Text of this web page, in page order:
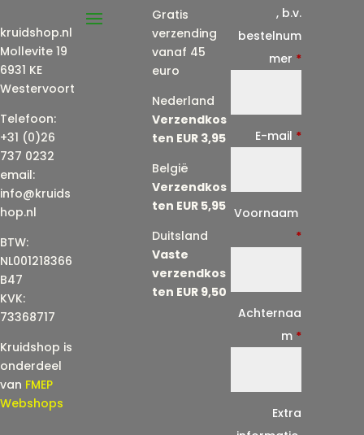
kruidshop.nl
Mollevite 19
6931 KE
Westervoort
Telefoon:
+31 (0)26
737 0232
email:
info@kruids
hop.nl
BTW:
NL001218366
B47
KVK:
73368717
Kruidshop is
onderdeel
van FMEP
Webshops
Gratis
verzending
vanaf 45
euro
Nederland
Verzendkos
ten EUR 3,95
België
Verzendkos
ten EUR 5,95
Duitsland
Vaste
verzendkos
ten EUR 9,50
, b.v.
bestelnum
mer *
E-mail *
Voornaam
*
Achternaa
m *
Extra